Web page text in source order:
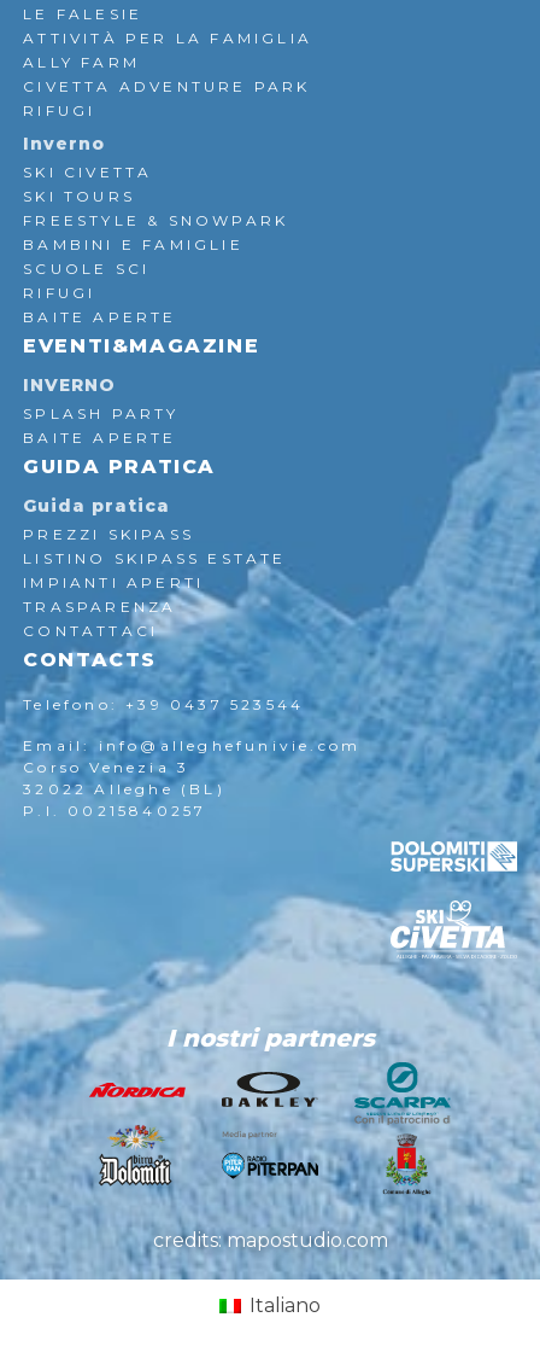
LE FALESIE
ATTIVITÀ PER LA FAMIGLIA
ALLY FARM
CIVETTA ADVENTURE PARK
RIFUGI
Inverno
SKI CIVETTA
SKI TOURS
FREESTYLE & SNOWPARK
BAMBINI E FAMIGLIE
SCUOLE SCI
RIFUGI
BAITE APERTE
EVENTI&MAGAZINE
INVERNO
SPLASH PARTY
BAITE APERTE
GUIDA PRATICA
Guida pratica
PREZZI SKIPASS
LISTINO SKIPASS ESTATE
IMPIANTI APERTI
TRASPARENZA
CONTATTACI
CONTACTS
Telefono: +39 0437 523544
Email: info@alleghefunivie.com
Corso Venezia 3
32022 Alleghe (BL)
P.I. 00215840257
I nostri partners
credits: mapostudio.com
Italiano